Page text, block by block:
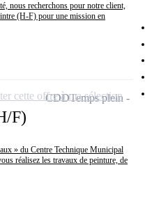
nous recherchons pour notre client,
(H-F) pour une mission en
F)
» du Centre Technique Municipal
réalisez les travaux de peinture, de
CDDTemps plein
cette offre à ma sélection